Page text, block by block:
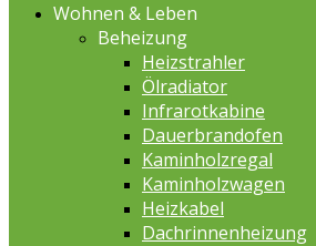
Wohnen & Leben
Beheizung
Heizstrahler
Ölradiator
Infrarotkabine
Dauerbrandofen
Kaminholzregal
Kaminholzwagen
Heizkabel
Dachrinnenheizung